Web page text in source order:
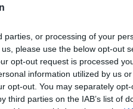
parties, or processing of your
please use the below opt-out
opt-out request is processed
information utilized by us
opt-out. You may separately
third parties on the IAB’s list of
άτομο η
κατάσβεση και
και από